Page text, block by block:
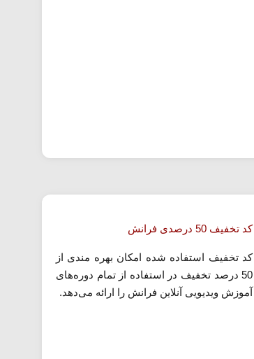
کد تخفیف 50 درصدی فرانش
کد تخفیف استفاده شده امکان بهره مندی از
50 درصد تخفیف در استفاده از تمام دوره‌های
آموزش ویدیویی آنلاین فرانش را ارائه می‌دهد.